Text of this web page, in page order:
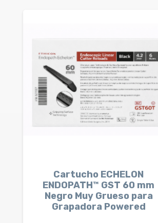
Cartucho ECHELON
ENDOPATH™ GST 60 mm
Negro Muy Grueso para
Grapadora Powered